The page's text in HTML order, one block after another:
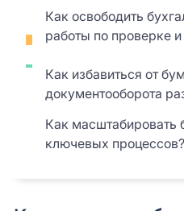
Как освободить
работы по проверке
Как избавиться от
документооборота
Как масштабировать
ключевых процессов?
соглашаетесь с